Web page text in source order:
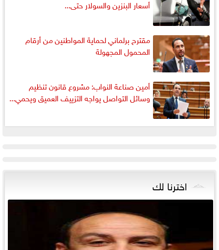
أسعار البنزين والسولار حتى...
مقترح برلماني لحماية المواطنين من أرقام
المحمول المجهولة
أمين صناعة النواب: مشروع قانون تنظيم
وسائل التواصل يواجه التزييف العميق ويحمي...
اخترنا لك